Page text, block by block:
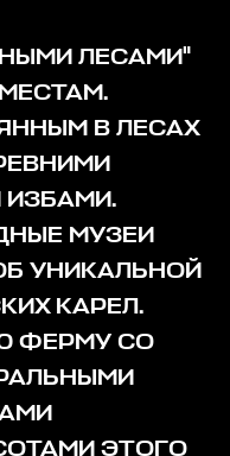
ЛЕСАМИ"
В ЛЕСАХ
ИЗБАМИ.
МУЗЕИ
УНИКАЛЬНОЙ
КАРЕЛ.
ФЕРМУ СО
ЭТОГО